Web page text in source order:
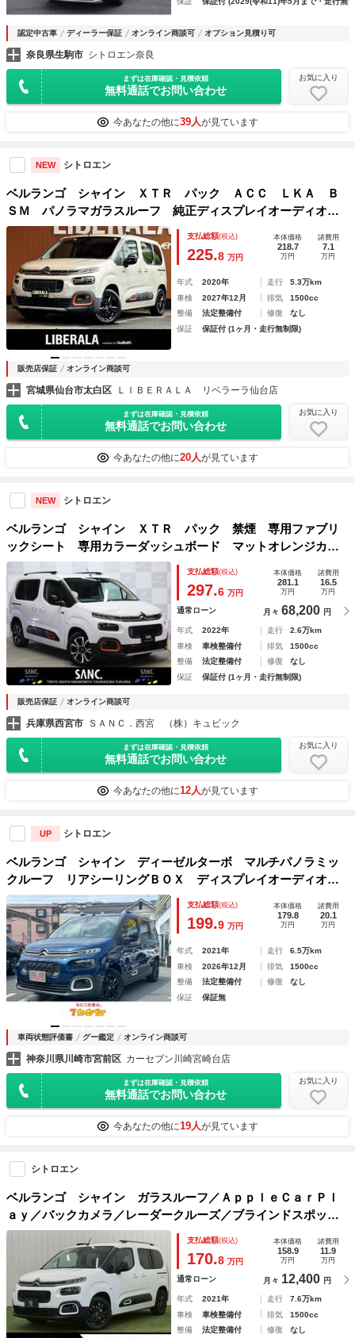
認定中古車 ディーラー保証 オンライン商談可 オプション見積り可
奈良県生駒市 シトロエン奈良
まずは在庫確認・見積依頼
無料通話でお問い合わせ
お気に入り
今あなたの他に39人が見ています
NEW シトロエン
ベルランゴ シャイン ＸＴＲ パック ＡＣＣ ＬＫＡ Ｂ
ＳＭ パノラマガラスルーフ 純正ディスプレイオーディオ
バック／サイドカメラ ＡｐｐｌｅＣａｒＰｌａｙ スマート
キー ステアリングスイッチ パドルシフト １６インチＡ
Ｗ ドラレコ
支払総額(税込)
225.8 万円
本体価格
218.7
万円
諸費用
7.1
万円
年式 2020年 走行
5.3万km
車検
2027年12月 排気
1500cc
整備
法定整備付 修復
なし
保証
保証付 (1ヶ月・走行無制限)
販売店保証 オンライン商談可
宮城県仙台市太白区 ＬＩＢＥＲＡＬＡ リベラーラ仙台店
まずは在庫確認・見積依頼
無料通話でお問い合わせ
お気に入り
今あなたの他に20人が見ています
NEW シトロエン
ベルランゴ シャイン ＸＴＲ パック 禁煙 専用ファブリ
ックシート 専用カラーダッシュボード マットオレンジカラ
ーアクセント 前後アンダーカバーシルバーデコレーション
１７インチＡＷ パノラミックルーフ 天井照明 リアシーリ
ングボックス
支払総額(税込)
297.6 万円
本体価格
281.1
万円
諸費用
16.5
万円
通常ローン 月々 68,200 円
年式 2022年 走行
2.6万km
車検
車検整備付 排気
1500cc
整備
法定整備付 修復
なし
保証
保証付 (1ヶ月・走行無制限)
販売店保証 オンライン商談可
兵庫県西宮市 ＳＡＮＣ．西宮 （株）キュビック
まずは在庫確認・見積依頼
無料通話でお問い合わせ
お気に入り
今あなたの他に12人が見ています
UP シトロエン
ベルランゴ シャイン ディーゼルターボ マルチパノラミッ
クルーフ リアシーリングＢＯＸ ディスプレイオーディオ
ソナー ＢＳＭ 純正１６ＡＷ バックカメラ 両側スライド
ドア 衝突軽減ブレーキ スマートキー ＬＥＤヘッドライ
支払総額(税込)
199.9 万円
本体価格
179.8
万円
諸費用
20.1
万円
年式 2021年 走行
6.5万km
車検
2026年12月 排気
1500cc
整備
法定整備付 修復
なし
保証
保証無
車両状態評価書 グー鑑定 オンライン商談可
神奈川県川崎市宮前区 カーセブン川崎宮崎台店
まずは在庫確認・見積依頼
無料通話でお問い合わせ
お気に入り
今あなたの他に19人が見ています
シトロエン
ベルランゴ シャイン ガラスルーフ／ＡｐｐｌｅＣａｒＰｌ
ａｙ／バックカメラ／レーダークルーズ／ブラインドスポット
／クリアランスソナー／ドライブレコーダー／ルーフレール／
パドルシフト／ステアリングリモコン
支払総額(税込)
170.8 万円
本体価格
158.9
万円
諸費用
11.9
万円
通常ローン 月々 12,400 円
年式 2021年 走行
7.6万km
車検
車検整備付 排気
1500cc
整備
法定整備付 修復
なし